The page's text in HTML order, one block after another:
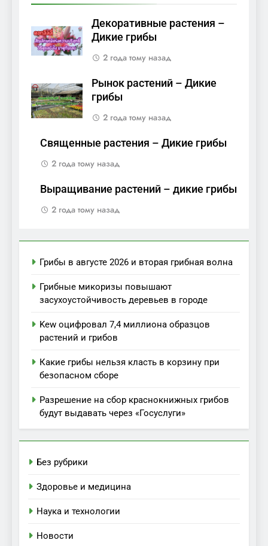
Декоративные растения –
Дикие грибы
2 года тому назад
Рынок растений – Дикие
грибы
2 года тому назад
Священные растения – Дикие грибы
2 года тому назад
Выращивание растений – дикие грибы
2 года тому назад
Грибы в августе 2026 и вторая грибная волна
Грибные микоризы повышают
засухоустойчивость деревьев в городе
Kew оцифровал 7,4 миллиона образцов
растений и грибов
Какие грибы нельзя класть в корзину при
безопасном сборе
Разрешение на сбор краснокнижных грибов
будут выдавать через «Госуслуги»
Без рубрики
Здоровье и медицина
Наука и технологии
Новости